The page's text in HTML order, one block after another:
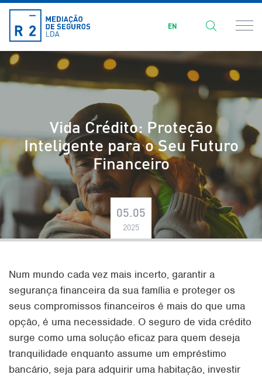
EN
Vida Crédito: Proteção
Inteligente para o Seu Futuro
Financeiro
05.05
2025
Num mundo cada vez mais incerto, garantir a
segurança financeira da sua família e proteger os
seus compromissos financeiros é mais do que uma
opção, é uma necessidade. O seguro de vida crédito
surge como uma solução eficaz para quem deseja
tranquilidade enquanto assume um empréstimo
bancário, seja para adquirir uma habitação, investir